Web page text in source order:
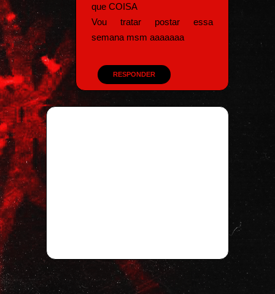
que COISA
Vou tratar postar essa
semana msm aaaaaaa
RESPONDER